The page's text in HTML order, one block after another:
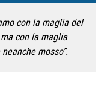
con la maglia del
con la maglia
mosso”.